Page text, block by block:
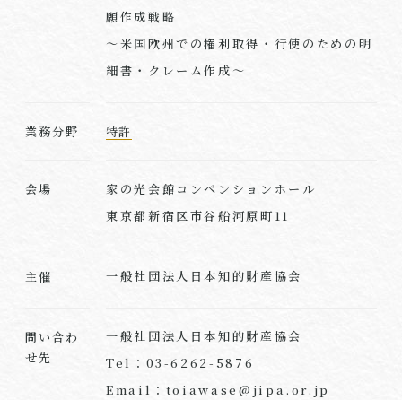
願作成戦略
～米国欧州での権利取得・行使のための明
細書・クレーム作成～
業務分野 特許
会場
家の光会館コンベンションホール
東京都新宿区市谷船河原町11
主催 一般社団法人日本知的財産協会
問い合わ
せ先
一般社団法人日本知的財産協会
Tel：03-6262-5876
Email：toiawase@jipa.or.jp